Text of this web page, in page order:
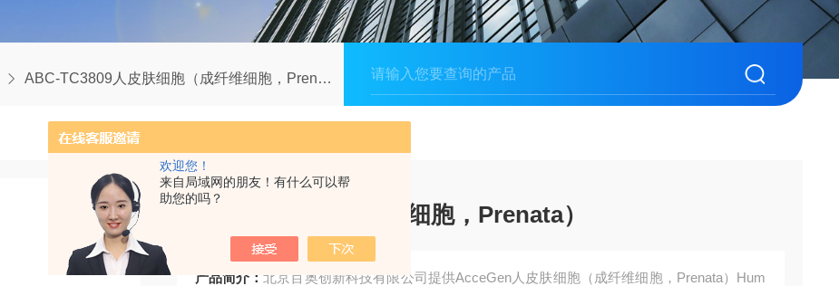
欢迎您！
来自局域网的朋友！有什么可以帮
助您的吗？
ABC-TC3809人皮肤细胞（成纤维细胞，Prenata）
人皮肤细胞（成纤维细胞，Prenata）
产品简介：北京百奥创新科技有限公司提供AcceGen人皮肤细胞（成纤维细胞，Prenata）Hum